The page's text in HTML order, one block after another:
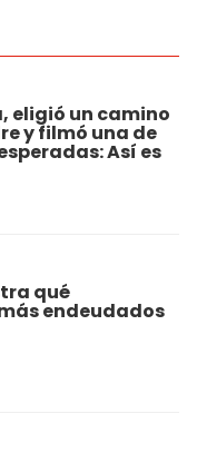
eligió un camino
y filmó una de
Así es
qué
endeudados